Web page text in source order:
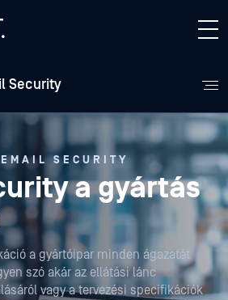
Security
SECURITY
a gyártás
a gyártóipar minden ágazatát
szó akár az ellátási lánc
vagy a tervezési specifikációk